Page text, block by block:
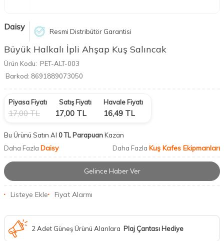
Daisy Resmi Distribütör Garantisi
Büyük Halkalı İpli Ahşap Kuş Salıncak
Ürün Kodu: PET-ALT-003
Barkod: 8691889073050
Piyasa Fiyatı
17,00TL
Satış Fiyatı
17,00 TL
Havale Fiyatı
16,49 TL
Bu Ürünü Satın Al 0 TL ParapuanKazan
Daha Fazla Daisy Daha Fazla Kuş Kafes Ekipmanları
Gelince Haber Ver
Listeye Ekle Fiyat Alarmı
2 Adet Güneş Ürünü Alanlara Plaj Çantası Hediye